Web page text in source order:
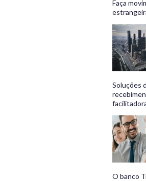
Faça
Soluções
O banco